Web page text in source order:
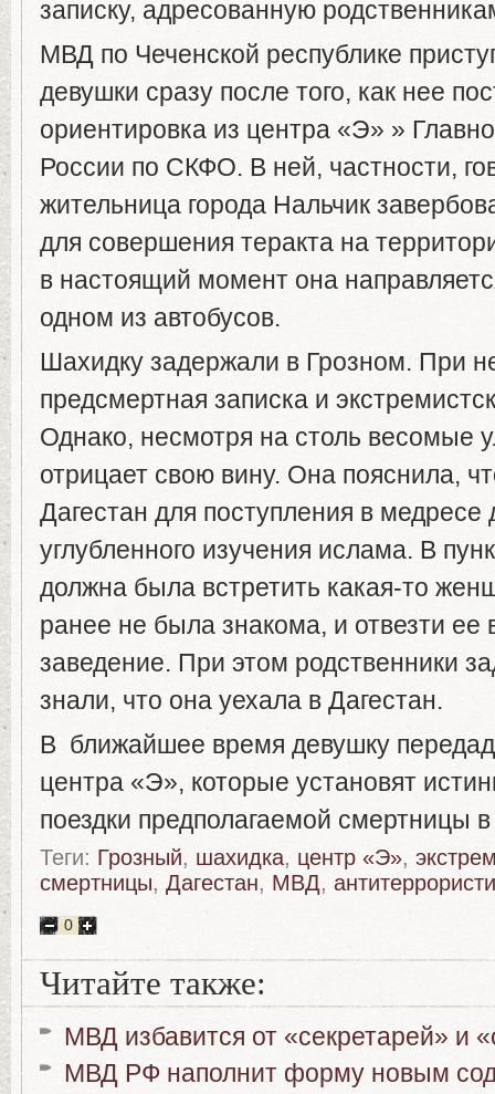
записку, адресованную
МВД по Чеченской республике
девушки сразу после того, как нее
ориентировка из центра «Э» »
России по СКФО. В ней, частности,
жительница города Нальчик
для совершения теракта на
в настоящий момент она
одном из автобусов.
Шахидку задержали в Грозном. При
предсмертная записка и
Однако, несмотря на столь весомые
отрицает свою вину. Она пояснила,
Дагестан для поступления в медресе
углубленного изучения ислама. В
должна была встретить какая-то
ранее не была знакома, и отвезти ее
заведение. При этом родственники
знали, что она уехала в Дагестан.
В ближайшее время девушку
центра «Э», которые установят
поездки предполагаемой смертницы
Теги: Грозный, шахидка, центр «Э»,
смертницы, Дагестан, МВД,
0
Читайте также:
МВД избавится от «секретарей» и
МВД РФ наполнит форму новым